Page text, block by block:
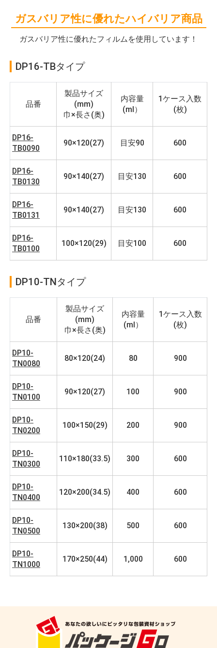
ガスバリア性に優れたハイバリア商品
ガスバリア性に優れたフィルムを使用しています！
DP16-TBタイプ
品番
製品サイズ
(mm)
巾×長さ(奥)
内容量
(ml）
1ケース入数
(枚)
DP16-
TB0090
90×120(27) 目安90 600
DP16-
TB0130
90×140(27) 目安130 600
DP16-
TB0131
90×140(27) 目安130 600
DP16-
TB0100
100×120(29) 目安100 600
DP10-TNタイプ
品番
製品サイズ
(mm)
巾×長さ(奥)
内容量
(ml）
1ケース入数
(枚)
DP10-
TN0080
80×120(24) 80 900
DP10-
TN0100
90×120(27) 100 900
DP10-
TN0200
100×150(29) 200 900
DP10-
TN0300
110×180(33.5) 300 600
DP10-
TN0400
120×200(34.5) 400 600
DP10-
TN0500
130×200(38) 500 600
DP10-
TN1000
170×250(44) 1,000 600